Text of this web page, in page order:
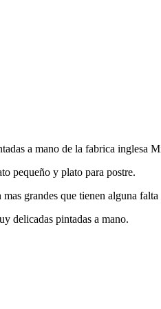
a mano de la fabrica inglesa
pequeño y plato para postre.
grandes que tienen alguna
delicadas pintadas a mano.